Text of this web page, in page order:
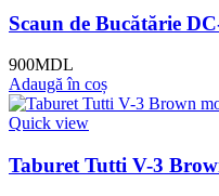
Scaun de Bucătărie
900MDL
Adaugă în coș
Quick view
Taburet Tutti V-3